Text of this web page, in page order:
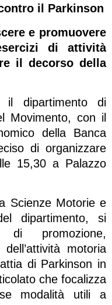
il Parkinson
e promuovere
di attività
il decorso della
il dipartimento di
Movimento, con il
della Banca
di organizzare
15,30 a Palazzo
Scienze Motorie e
dipartimento, si
di promozione,
motoria
di Parkinson in
che focalizza
modalità utili a